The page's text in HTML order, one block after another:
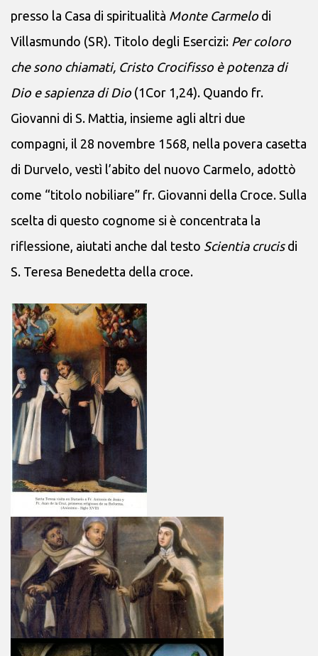
presso la Casa di spiritualità Monte Carmelo di
Villasmundo (SR). Titolo degli Esercizi: Per coloro
che sono chiamati, Cristo Crocifisso è potenza di
Dio e sapienza di Dio (1Cor 1,24). Quando fr.
Giovanni di S. Mattia, insieme agli altri due
compagni, il 28 novembre 1568, nella povera casetta
di Durvelo, vestì l’abito del nuovo Carmelo, adottò
come “titolo nobiliare” fr. Giovanni della Croce. Sulla
scelta di questo cognome si è concentrata la
riflessione, aiutati anche dal testo Scientia crucisdi
S. Teresa Benedetta della croce.